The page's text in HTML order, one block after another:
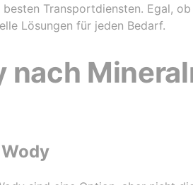
Transportdiensten. Egal,
Lösungen für jeden Bedarf.
nach